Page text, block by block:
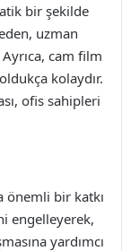
bir şekilde
uzman
cam film
kolaydır.
ofis sahipleri
önemli bir katkı
engelleyerek,
yardımcı